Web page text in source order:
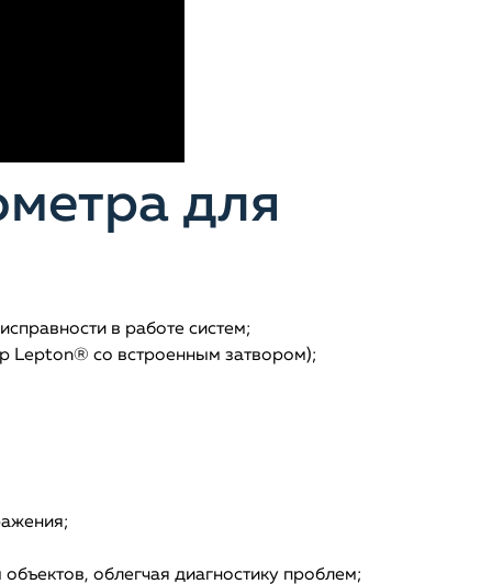
для
в работе систем;
Lepton® со встроенным затвором);
облегчая диагностику проблем;